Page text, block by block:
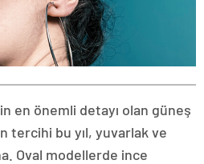
en önemli detayı olan güneş
tercihi bu yıl, yuvarlak ve
Oval modellerde ince